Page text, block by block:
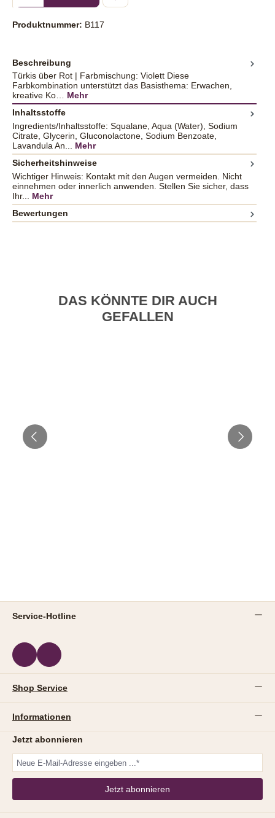
Produktnummer: B117
Beschreibung
Türkis über Rot | Farbmischung: Violett Diese
Farbkombination unterstützt das Basisthema: Erwachen,
kreative Ko… Mehr
Inhaltsstoffe
Ingredients/Inhaltsstoffe: Squalane, Aqua (Water), Sodium
Citrate, Glycerin, Gluconolactone, Sodium Benzoate,
Lavandula An... Mehr
Sicherheitshinweise
Wichtiger Hinweis: Kontakt mit den Augen vermeiden. Nicht
einnehmen oder innerlich anwenden. Stellen Sie sicher, dass
Ihr... Mehr
Bewertungen
DAS KÖNNTE DIR AUCH
GEFALLEN
Service-Hotline
Shop Service
Informationen
Jetzt abonnieren
Jetzt abonnieren